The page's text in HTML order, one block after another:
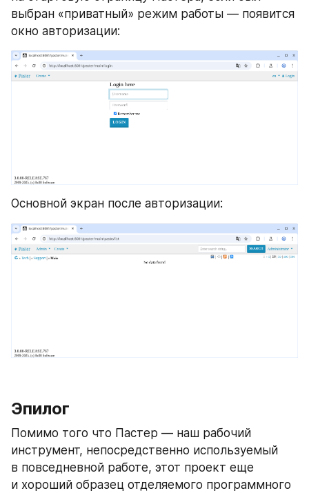
выбран «приватный» режим работы — появится
окно авторизации:
Основной экран после авторизации:
Эпилог
Помимо того что Пастер — наш рабочий
инструмент, непосредственно используемый
в повседневной работе, этот проект еще
и хороший образец отделяемого программного